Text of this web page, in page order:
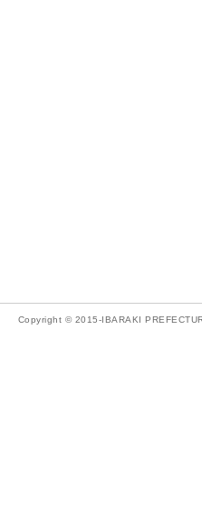
Copyright © 2015-IBARAKI